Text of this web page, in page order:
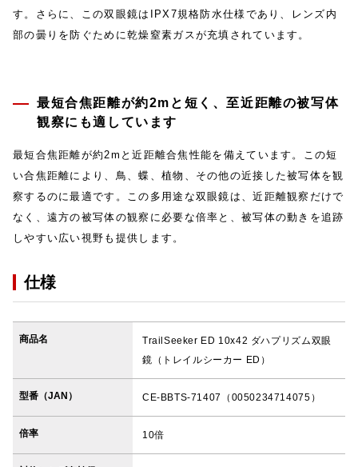
す。さらに、この双眼鏡はIPX7規格防水仕様であり、レンズ内
部の曇りを防ぐために乾燥窒素ガスが充填されています。
最短合焦距離が約2mと短く、至近距離の被写体
観察にも適しています
最短合焦距離が約2mと近距離合焦性能を備えています。この短
い合焦距離により、鳥、蝶、植物、その他の近接した被写体を観
察するのに最適です。この多用途な双眼鏡は、近距離観察だけで
なく、遠方の被写体の観察に必要な倍率と、被写体の動きを追跡
しやすい広い視野も提供します。
仕様
商品名
TrailSeeker ED 10x42 ダハプリズム双眼
鏡（トレイルシーカー ED）
型番（JAN） CE-BBTS-71407（0050234714075）
倍率 10倍